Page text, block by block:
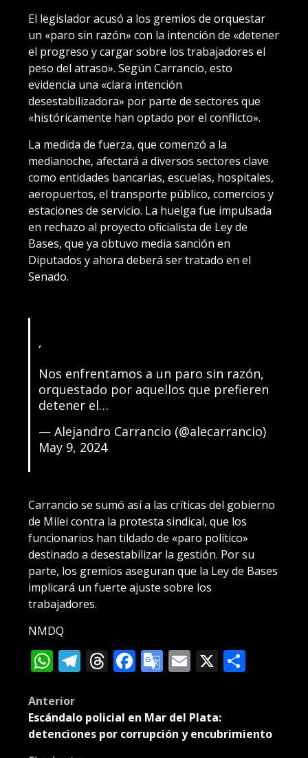
El legislador acusó a los gremios de orquestar
un «paro sin razón» con la intención de «detener
el progreso y cargar sobre los trabajadores el
peso del atraso». Según Carrancio, esto
evidencia una «clara intención
desestabilizadora» por parte de sectores que
«históricamente han optado por el conflicto».
La medida de fuerza, que comenzó a la
medianoche, afectará a diversos sectores clave
como entidades bancarias, escuelas, hospitales,
aeropuertos, el transporte público, comercios y
estaciones de servicio. La huelga fue impulsada
en rechazo al proyecto oficialista de Ley de
Bases, que ya obtuvo media sanción en
Diputados y ahora deberá ser tratado en el
Senado.
, ⁣
Nos enfrentamos a un paro sin razón,
orquestado por aquellos que prefieren
detener el…
— Alejandro Carrancio (@alecarrancio)
May 9, 2024
Carrancio se sumó así a las críticas del gobierno
de Milei contra la protesta sindical, que los
funcionarios han tildado de «paro político»
destinado a desestabilizar la gestión. Por su
parte, los gremios aseguran que la Ley de Bases
implicará un fuerte ajuste sobre los
trabajadores.
NMDQ
WhatsApp
Telegram
Threads
Facebook
Google
Email
X
Post
navigation
Anterior
Escándalo policial en Mar del Plata:
detenciones por corrupción y encubrimiento